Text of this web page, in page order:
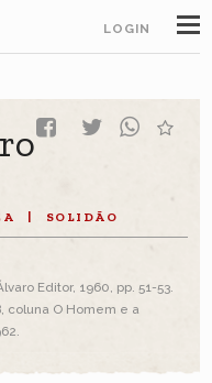
LOGIN
SOLIDÃO
Editor, 1960, pp. 51-53.
coluna O Homem e a